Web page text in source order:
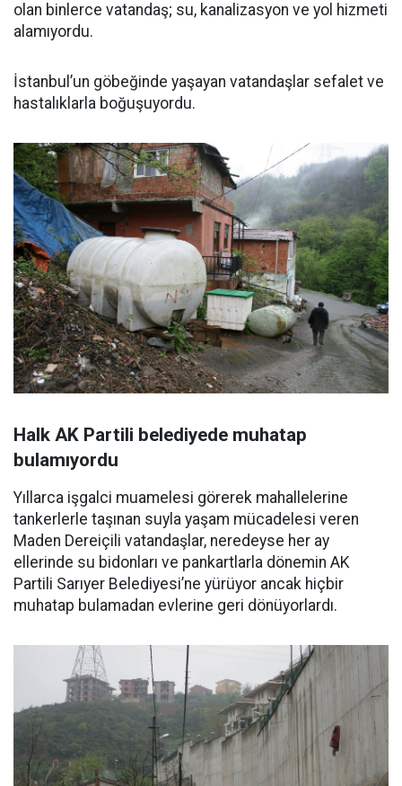
olan binlerce vatandaş; su, kanalizasyon ve yol hizmeti
alamıyordu.
İstanbul’un göbeğinde yaşayan vatandaşlar sefalet ve
hastalıklarla boğuşuyordu.
Halk AK Partili belediyede muhatap
bulamıyordu
Yıllarca işgalci muamelesi görerek mahallelerine
tankerlerle taşınan suyla yaşam mücadelesi veren
Maden Dereiçili vatandaşlar, neredeyse her ay
ellerinde su bidonları ve pankartlarla dönemin AK
Partili Sarıyer Belediyesi’ne yürüyor ancak hiçbir
muhatap bulamadan evlerine geri dönüyorlardı.